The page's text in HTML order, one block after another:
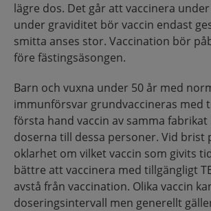
lägre dos. Det går att vaccinera
under graviditet bör vaccin endast
smitta anses stor. Vaccination bör
före fästingsäsongen.
Barn och vuxna under 50 år med
immunförsvar grundvaccineras med
första hand vaccin av samma
doserna till dessa personer. Vid brist
oklarhet om vilket vaccin som givits
bättre att vaccinera med tillgängligt
avstå från vaccination. Olika vaccin
doseringsintervall men generellt